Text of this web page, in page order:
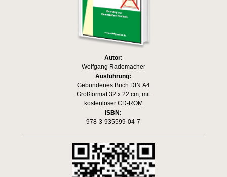
Autor:
Wolfgang Rademacher
Ausführung:
Gebundenes Buch DIN A4
Großformat 32 x 22 cm, mit
kostenloser CD-ROM
ISBN:
978-3-935599-04-7